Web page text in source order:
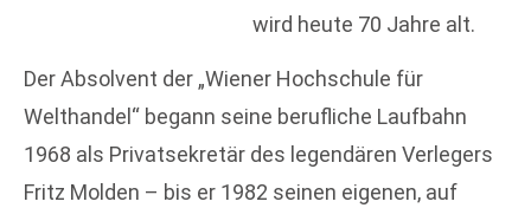
wird heute 70 Jahre alt.
Der Absolvent der „Wiener Hochschule für
Welthandel“ begann seine berufliche Laufbahn
1968 als Privatsekretär des legendären Verlegers
Fritz Molden – bis er 1982 seinen eigenen, auf